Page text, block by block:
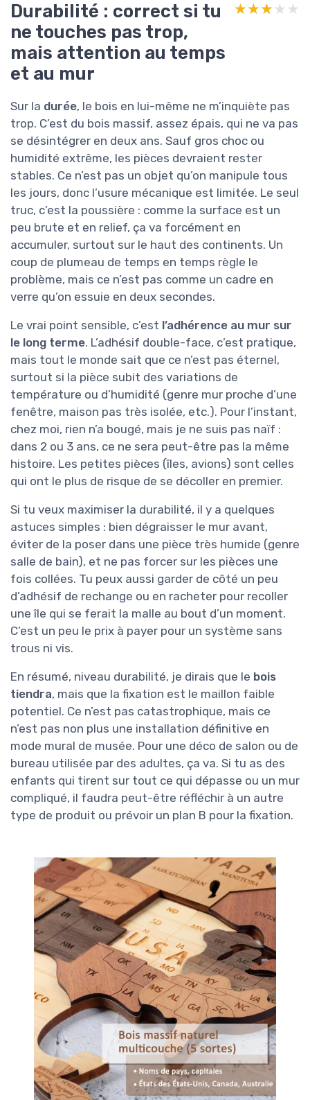
Durabilité : correct si tu
ne touches pas trop,
mais attention au temps
et au mur
★★★★★
★★★★★
Sur la durée, le bois en lui-même ne m’inquiète pas
trop. C’est du bois massif, assez épais, qui ne va pas
se désintégrer en deux ans. Sauf gros choc ou
humidité extrême, les pièces devraient rester
stables. Ce n’est pas un objet qu’on manipule tous
les jours, donc l’usure mécanique est limitée. Le seul
truc, c’est la poussière : comme la surface est un
peu brute et en relief, ça va forcément en
accumuler, surtout sur le haut des continents. Un
coup de plumeau de temps en temps règle le
problème, mais ce n’est pas comme un cadre en
verre qu’on essuie en deux secondes.
Le vrai point sensible, c’est l’adhérence au mur sur
le long terme. L’adhésif double-face, c’est pratique,
mais tout le monde sait que ce n’est pas éternel,
surtout si la pièce subit des variations de
température ou d’humidité (genre mur proche d’une
fenêtre, maison pas très isolée, etc.). Pour l’instant,
chez moi, rien n’a bougé, mais je ne suis pas naïf :
dans 2 ou 3 ans, ce ne sera peut-être pas la même
histoire. Les petites pièces (îles, avions) sont celles
qui ont le plus de risque de se décoller en premier.
Si tu veux maximiser la durabilité, il y a quelques
astuces simples : bien dégraisser le mur avant,
éviter de la poser dans une pièce très humide (genre
salle de bain), et ne pas forcer sur les pièces une
fois collées. Tu peux aussi garder de côté un peu
d’adhésif de rechange ou en racheter pour recoller
une île qui se ferait la malle au bout d’un moment.
C’est un peu le prix à payer pour un système sans
trous ni vis.
En résumé, niveau durabilité, je dirais que le bois
tiendra, mais que la fixation est le maillon faible
potentiel. Ce n’est pas catastrophique, mais ce
n’est pas non plus une installation définitive en
mode mural de musée. Pour une déco de salon ou de
bureau utilisée par des adultes, ça va. Si tu as des
enfants qui tirent sur tout ce qui dépasse ou un mur
compliqué, il faudra peut-être réfléchir à un autre
type de produit ou prévoir un plan B pour la fixation.